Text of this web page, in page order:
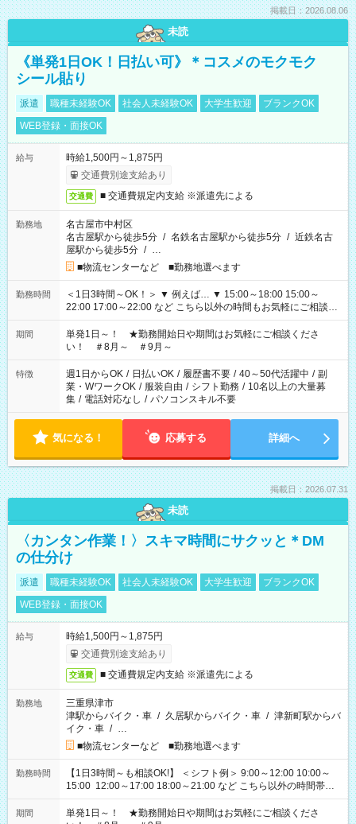
掲載日：2026.08.06
未読
《単発1日OK！日払い可》＊コスメのモクモク
シール貼り
派遣 職種未経験OK 社会人未経験OK 大学生歓迎
ブランクOK
WEB登録・面接OK
給与
時給1,500円～1,875円
交通費別途支給あり
交通費 ■ 交通費規定内支給 ※派遣先による
勤務地
名古屋市中村区
名古屋駅から徒歩5分 / 名鉄名古屋駅から徒歩5分 / 近鉄名古
屋駅から徒歩5分 / …
■物流センターなど ■勤務地選べます
勤務時間
＜1日3時間～OK！＞ ▼ 例えば… ▼ 15:00～18:00 15:00～
22:00 17:00～22:00 など こちら以外の時間もお気軽にご相談く
ださい！
期間
単発1日～！ ★勤務開始日や期間はお気軽にご相談くださ
い！ ＃8月～ ＃9月～
特徴 週1日からOK / 日払いOK / 履歴書不要 / 40～50代活躍中 / 副
業・WワークOK / 服装自由 / シフト勤務 / 10名以上の大量募
集 / 電話対応なし / パソコンスキル不要
気になる！ 応募する 詳細へ
掲載日：2026.07.31
未読
〈カンタン作業！〉スキマ時間にサクッと＊DM
の仕分け
派遣 職種未経験OK 社会人未経験OK 大学生歓迎
ブランクOK
WEB登録・面接OK
給与
時給1,500円～1,875円
交通費別途支給あり
交通費 ■ 交通費規定内支給 ※派遣先による
勤務地
三重県津市
津駅からバイク・車 / 久居駅からバイク・車 / 津新町駅からバ
イク・車 / …
■物流センターなど ■勤務地選べます
勤務時間
【1日3時間～も相談OK!】 ＜シフト例＞ 9:00～12:00 10:00～
15:00 12:00～17:00 18:00～21:00 など こちら以外の時間帯も
お気軽にご相談ください！
期間
単発1日～！ ★勤務開始日や期間はお気軽にご相談くださ